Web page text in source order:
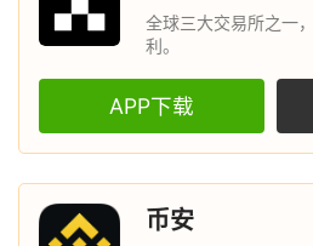
全球三大交易所之一
利。
APP下载
币安